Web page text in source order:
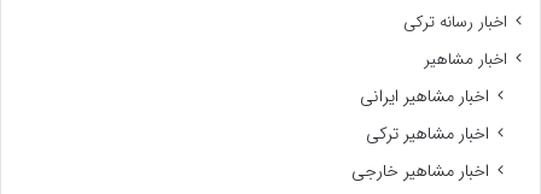
اخبار رسانه ترکی
اخبار مشاهیر
اخبار مشاهیر ایرانی
اخبار مشاهیر ترکی
اخبار مشاهیر خارجی